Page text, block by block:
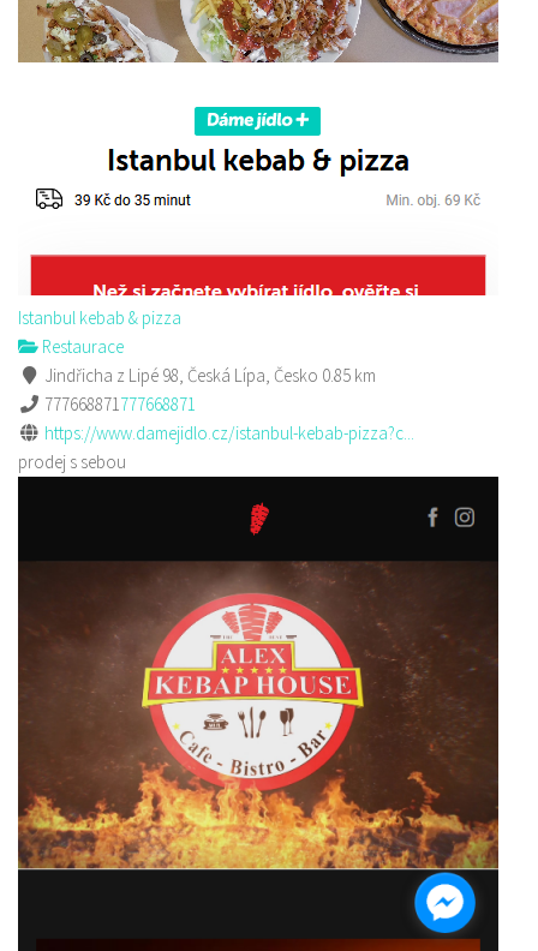
Istanbul kebab & pizza
Restaurace
Jindřicha z Lipé 98, Česká Lípa, Česko 0.85 km
777668871777668871
https://www.damejidlo.cz/istanbul-kebab-pizza?c...
prodej s sebou